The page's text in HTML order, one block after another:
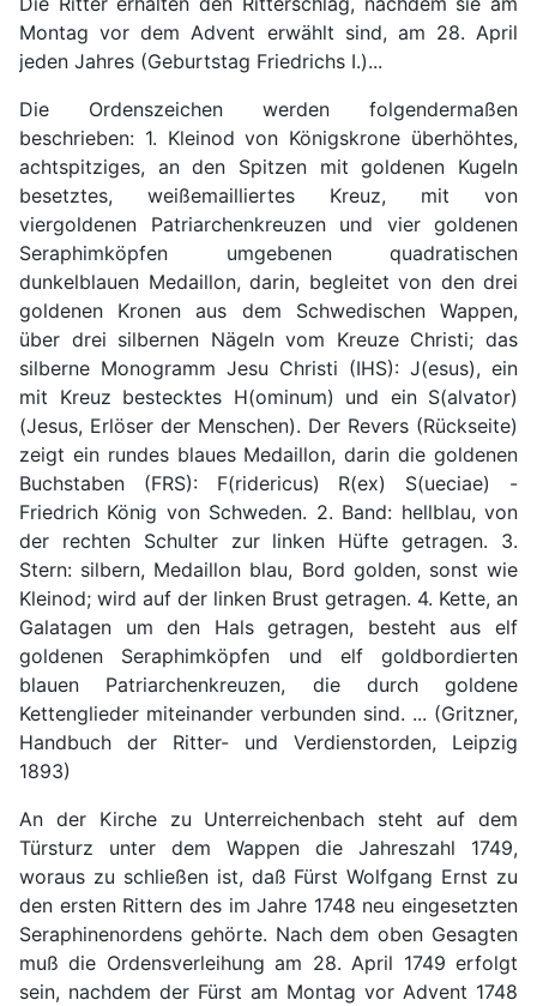
Montag vor dem Advent erwählt sind, am 28. April
jeden Jahres (Geburtstag Friedrichs I.)...
Die Ordenszeichen werden folgendermaßen
beschrieben: 1. Kleinod von Königskrone überhöhtes,
achtspitziges, an den Spitzen mit goldenen Kugeln
besetztes, weißemailliertes Kreuz, mit von
viergoldenen Patriarchenkreuzen und vier goldenen
Seraphimköpfen umgebenen quadratischen
dunkelblauen Medaillon, darin, begleitet von den drei
goldenen Kronen aus dem Schwedischen Wappen,
über drei silbernen Nägeln vom Kreuze Christi; das
silberne Monogramm Jesu Christi (IHS): J(esus), ein
mit Kreuz bestecktes H(ominum) und ein S(alvator)
(Jesus, Erlöser der Menschen). Der Revers (Rückseite)
zeigt ein rundes blaues Medaillon, darin die goldenen
Buchstaben (FRS): F(ridericus) R(ex) S(ueciae) -
Friedrich König von Schweden. 2. Band: hellblau, von
der rechten Schulter zur linken Hüfte getragen. 3.
Stern: silbern, Medaillon blau, Bord golden, sonst wie
Kleinod; wird auf der linken Brust getragen. 4. Kette, an
Galatagen um den Hals getragen, besteht aus elf
goldenen Seraphimköpfen und elf goldbordierten
blauen Patriarchenkreuzen, die durch goldene
Kettenglieder miteinander verbunden sind. ... (Gritzner,
Handbuch der Ritter- und Verdienstorden, Leipzig
1893)
An der Kirche zu Unterreichenbach steht auf dem
Türsturz unter dem Wappen die Jahreszahl 1749,
woraus zu schließen ist, daß Fürst Wolfgang Ernst zu
den ersten Rittern des im Jahre 1748 neu eingesetzten
Seraphinenordens gehörte. Nach dem oben Gesagten
muß die Ordensverleihung am 28. April 1749 erfolgt
sein, nachdem der Fürst am Montag vor Advent 1748